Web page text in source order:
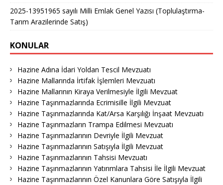
2025-13951965 sayılı Milli Emlak Genel Yazısı (Toplulaştırma-
Tarım Arazilerinde Satış)
KONULAR
Hazine Adına İdari Yoldan Tescil Mevzuatı
Hazine Mallarında İrtifak İşlemleri Mevzuatı
Hazine Mallarının Kiraya Verilmesiyle İlgili Mevzuat
Hazine Taşınmazlarında Ecrimisille İlgili Mevzuat
Hazine Taşınmazlarında Kat/Arsa Karşılığı İnşaat Mevzuatı
Hazine Taşınmazların Trampa Edilmesi Mevzuatı
Hazine Taşınmazlarının Devriyle İlgili Mevzuat
Hazine Taşınmazlarının Satışıyla İlgili Mevzuat
Hazine Taşınmazlarının Tahsisi Mevzuatı
Hazine Taşınmazlarının Yatırımlara Tahsisi İle İlgili Mevzuat
Hazine Taşınmazlarının Özel Kanunlara Göre Satışıyla İlgili